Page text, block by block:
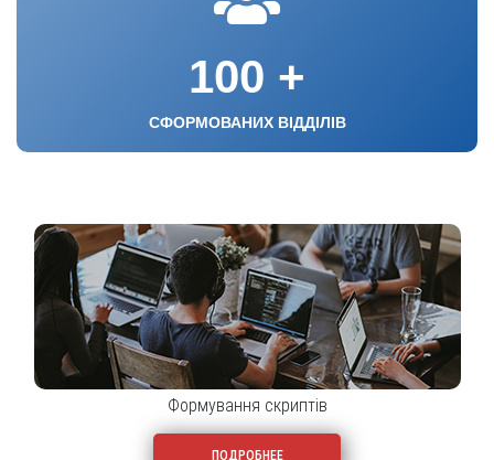
100 +
СФОРМОВАНИХ ВІДДІЛІВ
Формування скриптів
ПОДРОБНЕЕ